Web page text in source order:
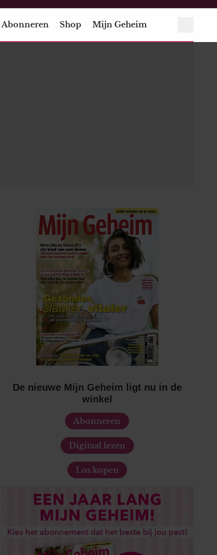
Abonneren Shop Mijn Geheim
De nieuwe Mijn Geheim ligt nu in de
winkel
Abonneren
Digitaal lezen
Los kopen